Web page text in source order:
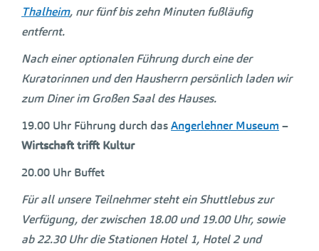
Thalheim, nur fünf bis zehn Minuten fußläufig
entfernt.
Nach einer optionalen Führung durch eine der
Kuratorinnen und den Hausherrn persönlich laden wir
zum Diner im Großen Saal des Hauses.
19.00 Uhr Führung durch dasAngerlehner Museum –
Wirtschaft trifft Kultur
20.00 Uhr Buffet
Für all unsere Teilnehmer steht ein Shuttlebus zur
Verfügung, der zwischen 18.00 und 19.00 Uhr, sowie
ab 22.30 Uhr die Stationen Hotel 1, Hotel 2 und